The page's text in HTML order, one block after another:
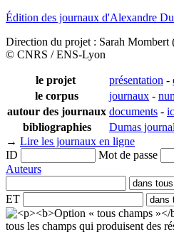
Édition des journaux d'Alexandre
Direction du projet : Sarah
© CNRS / ENS-Lyon
le projet présentation -
le corpus
journaux -
autour des journaux documents -
bibliographies
Dumas
→ Lire les journaux en ligne
ID
Mot de passe
Auteurs
ET